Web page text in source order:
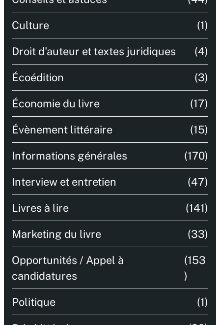
Culture (1)
Droit d'auteur et textes juridiques (4)
Écoédition (3)
Économie du livre (17)
Évènement littéraire (15)
Informations générales (170)
Interview et entretien (47)
Livres à lire (141)
Marketing du livre (33)
Opportunités / Appel à
candidatures
(153
)
Politique (1)